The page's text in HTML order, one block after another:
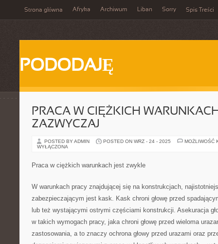
Strona główna Afryka Archiwum Liban Sorry Spis Treści
PODODAJĘ
PRACA W CIĘŻKICH
ZAZWYCZAJ
POSTED BY ADMIN POSTED ON WRZ - 24 - 2025
MOŻLIWOŚĆ
WYŁĄCZONA
Praca w ciężkich warunkach jest zwykle
W warunkach pracy znajdującej się na konstrukcjach,
zabezpieczającym jest kask. Kask chroni głowę przed
lub też wystającymi ostrymi częściami konstrukcji. Asekuracja
w takich wymogach pracy, jaka chroni głowę przed wieloma
zastosowania, a to znaczy ochrona głowy przed urazami oraz